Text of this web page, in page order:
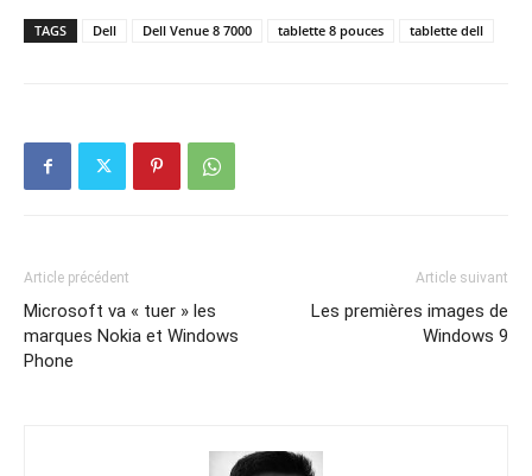
TAGS Dell Dell Venue 8 7000 tablette 8 pouces tablette dell
Article précédent
Microsoft va « tuer » les
marques Nokia et Windows
Phone
Article suivant
Les premières images de
Windows 9